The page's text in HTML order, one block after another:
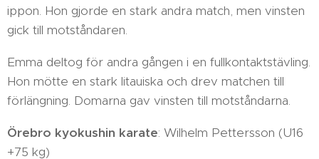
ippon. Hon gjorde en stark andra match, men vinsten
gick till motståndaren.
Emma deltog för andra gången i en fullkontaktstävling.
Hon mötte en stark litauiska och drev matchen till
förlängning. Domarna gav vinsten till motståndarna.
Örebro kyokushin karate: Wilhelm Pettersson (U16
+75 kg)